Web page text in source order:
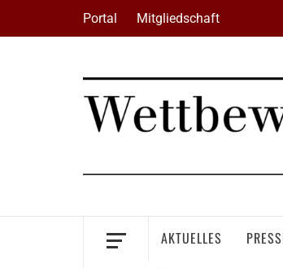
Portal Mitgliedschaft
AKTUELLES